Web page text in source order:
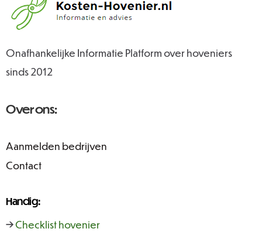
Onafhankelijke Informatie Platform over hoveniers
sinds 2012
Over ons:
Aanmelden bedrijven
Contact
Handig:
→Checklist hovenier